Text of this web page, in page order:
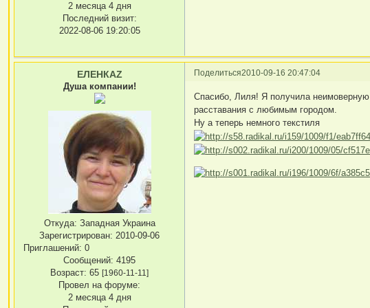
2 месяца 4 дня
Последний визит:
2022-08-06 19:20:05
Поделиться2010-09-16 20:47:04
ЕЛЕНКАZ
Душа компании!
Откуда: Западная Украина
Зарегистрирован: 2010-09-06
Приглашений: 0
Сообщений: 4195
Возраст: 65[1960-11-11]
Провел на форуме:
2 месяца 4 дня
Спасибо, Лиля! Я получила
расставания с любимым городом.
Ну а теперь немного текстиля